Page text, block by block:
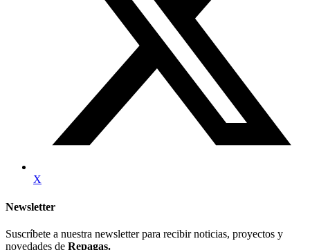
X
Newsletter
Suscríbete a nuestra newsletter para recibir noticias, proyectos y
novedades de Repagas.